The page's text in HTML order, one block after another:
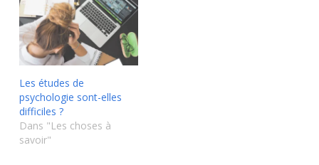
Les études de
psychologie sont-elles
difficiles ?
Dans "Les choses à
savoir"